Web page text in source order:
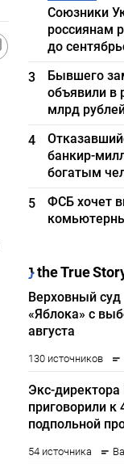
Союзники
россиянам
до
3
Бывшего
объявили в
млрд
4
банкир-
богатым
5
ФСБ хочет